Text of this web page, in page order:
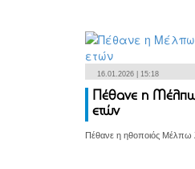
16.01.2026 | 15:18
Πέθανε η Μέλπω
ετών
Πέθανε η ηθοποιός Μέλπω